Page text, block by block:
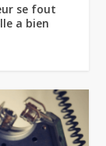
se fout
a bien